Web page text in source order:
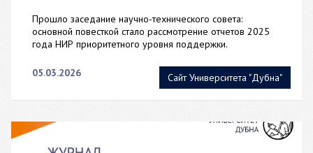
Сайт Университета "Дубна"
Прошло заседание научно-технического совета:
основной повесткой стало рассмотрение отчетов 2025
года НИР приоритетного уровня поддержки.
05.03.2026